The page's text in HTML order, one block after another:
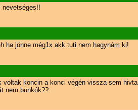
nevetséges!!
ha jönne még1x akk tuti nem hagynám ki!
koncin a konci végén vissza sem
nem bunkók??